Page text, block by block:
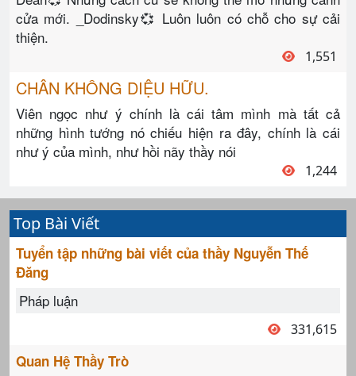
cửa mới. _Dodinsky💞 Luôn luôn có chỗ cho sự cải
thiện.
1,551
CHÂN KHÔNG DIỆU HỮU.
Viên ngọc như ý chính là cái tâm mình mà tất cả
những hình tướng nó chiếu hiện ra đây, chính là cái
như ý của mình, như hồi nãy thầy nói
1,244
Top Bài Viết
Tuyển tập những bài viết của thầy Nguyễn Thế
Đăng
Pháp luận
331,615
Quan Hệ Thầy Trò